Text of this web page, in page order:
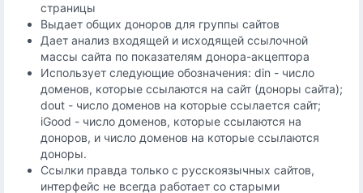
страницы
Выдает общих доноров для группы сайтов
Дает анализ входящей и исходящей ссылочной
массы сайта по показателям донора-акцептора
Использует следующие обозначения: din - число
доменов, которые ссылаются на сайт (доноры сайта);
dout - число доменов на которые ссылается сайт;
iGood - число доменов, которые ссылаются на
доноров, и число доменов на которые ссылаются
доноры.
Ссылки правда только с русскоязычных сайтов,
интерфейс не всегда работает со старыми